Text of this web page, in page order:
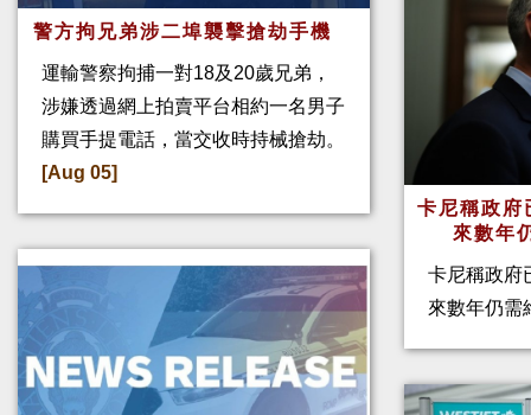
警方拘兄弟涉二埠襲擊搶劫手機
運輸警察拘捕一對18及20歲兄弟，
涉嫌透過網上拍賣平台相約一名男子
購買手提電話，當交收時持械搶劫。
[Aug 05]
卡尼稱政府
來數年
卡尼稱政府
來數年仍需